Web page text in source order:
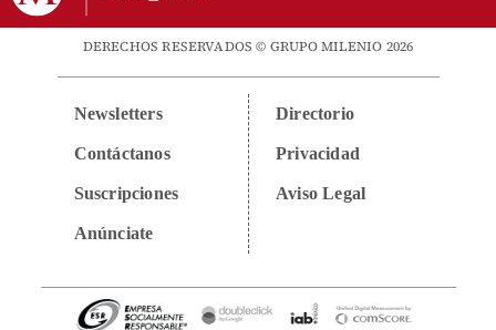
DERECHOS RESERVADOS © GRUPO MILENIO 2026
Newsletters
Contáctanos
Suscripciones
Anúnciate
Directorio
Privacidad
Aviso Legal